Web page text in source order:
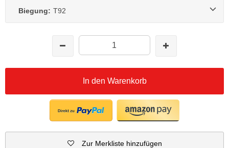
Biegung: T92
In den Warenkorb
Zur Merkliste hinzufügen